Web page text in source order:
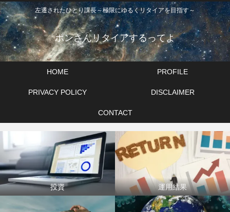
左遷されたひとり課長～極限にゆるくリタイアを目指す～
ポンさんリタイアするってよ
HOME PROFILE
PRIVACY POLICY DISCLAIMER
CONTACT
投資 運用結果